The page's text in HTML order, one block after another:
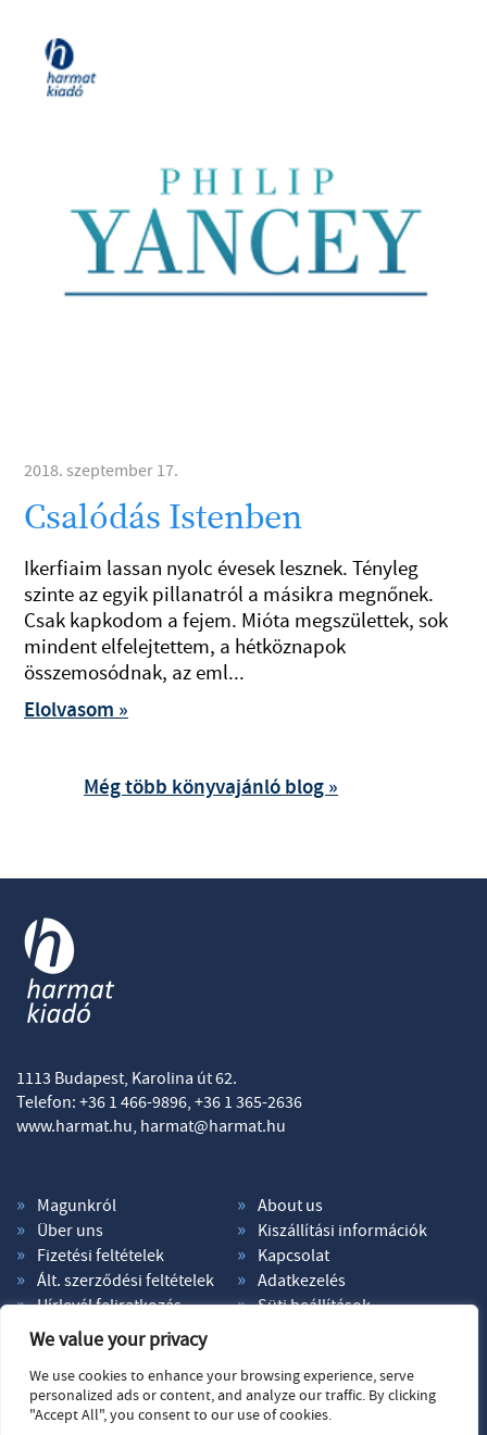
We value your privacy
We use cookies to enhance your browsing experience, serve
personalized ads or content, and analyze our traffic. By clicking
"Accept All", you consent to our use of cookies.
2018. szeptember 17.
Csalódás Istenben
Ikerfiaim lassan nyolc évesek lesznek. Tényleg
szinte az egyik pillanatról a másikra megnőnek.
Csak kapkodom a fejem. Mióta megszülettek, sok
mindent elfelejtettem, a hétköznapok
összemosódnak, az eml...
Elolvasom »
Még több könyvajánló blog »
1113 Budapest, Karolina út 62.
Telefon: +36 1 466-9896, +36 1 365-2636
www.harmat.hu, harmat@harmat.hu
Magunkról
About us
Über uns
Kiszállítási információk
Fizetési feltételek
Kapcsolat
Ált. szerződési feltételek
Adatkezelés
Hírlevél feliratkozás
Süti beállítások